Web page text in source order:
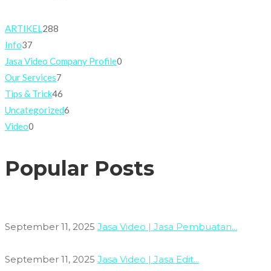
ARTIKEL288
Info37
Jasa Video Company Profile0
Our Services7
Tips & Trick46
Uncategorized6
Video0
Popular Posts
September 11, 2025 Jasa Video | Jasa Pembuatan...
September 11, 2025 Jasa Video | Jasa Edit...